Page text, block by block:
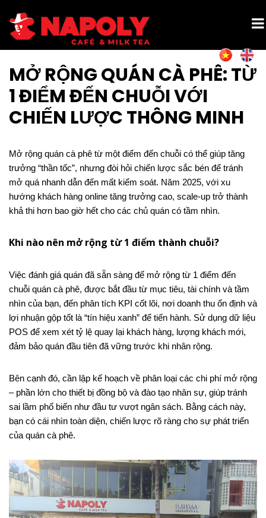
MỞ RỘNG QUÁN CÀ PHÊ: TỪ
1 ĐIỂM ĐẾN CHUỖI VỚI
CHIẾN LƯỢC THÔNG MINH
Mở rộng quán cà phê từ một điểm đến chuỗi có thể giúp tăng
trưởng “thần tốc”, nhưng đòi hỏi chiến lược sắc bén để tránh
mở quá nhanh dẫn đến mất kiểm soát. Năm 2025, với xu
hướng khách hàng online tăng trưởng cao, scale-up trở thành
khả thi hơn bao giờ hết cho các chủ quán có tầm nhìn.
Khi nào nên mở rộng từ 1 điểm thành chuỗi?
Việc đánh giá quán đã sẵn sàng để mở rộng từ 1 điểm đến
chuỗi quán cà phê, được bắt đầu từ mục tiêu, tài chính và tầm
nhìn của bạn, đến phân tích KPI cốt lõi, nơi doanh thu ổn định và
lợi nhuận gộp tốt là “tín hiệu xanh” để tiến hành. Sử dụng dữ liệu
POS để xem xét tỷ lệ quay lại khách hàng, lượng khách mới,
đảm bảo quán đầu tiên đã vững trước khi nhân rộng.
Bên cạnh đó, cần lập kế hoạch về phân loại các chi phí mở rộng
– phần lớn cho thiết bị đồng bộ và đào tạo nhân sự, giúp tránh
sai lầm phổ biến như đầu tư vượt ngân sách. Bằng cách này,
bạn có cái nhìn toàn diện, chiến lược rõ ràng cho sự phát triển
của quán cà phê.